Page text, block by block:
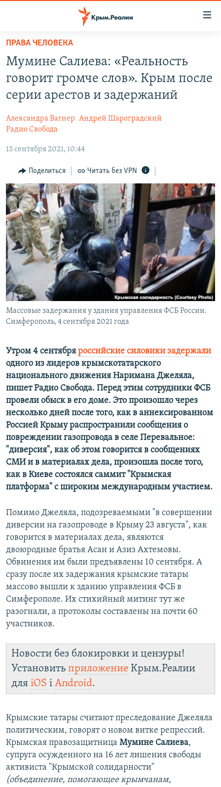
Вернуться
основному
содержанию
Вернутся
главной
навигации
СПЕЦПРОЕКТЫ
11 ЛЕТ ОККУПАЦИИ КРЫМА. 11 ИСТОРИЙ СОПРОТИВЛЕНИЯ
ЕЩЕ
ТЕЛЕПРОЕКТ КРЫМ.РЕАЛИИ
СОВЕТЫ ПРАВОЗАЩИТНИКОВ
ПРОПАВШИЕ БЕЗ ВЕСТИ
ПОБЕДИТЕЛЕЙ НЕ СУДЯТ?
КРЫМ.НЕПОКОРЕННЫЙ
ELIFBE
УКРАИНСКАЯ ПРОБЛЕМА КРЫМА
Українською
Qırımtatar
ПРИСОЕДИНЯЙТЕСЬ!
Все сайты RFE/RL
ПРАВА ЧЕЛОВЕКА
Мумине Салиева: «Реальность
говорит громче слов». Крым после
серии арестов и задержаний
Александра Вагнер Андрей Шароградский
Радио Свобода
13 сентября 2021, 10:44
Поделиться Читать без VPN
Массовые задержания у здания управления ФСБ России.
Симферополь, 4 сентября 2021 года
Утром 4 сентября российские силовики задержали
одного из лидеров крымскотатарского
национального движения Наримана Джеляла,
пишет Радио Свобода. Перед этим сотрудники ФСБ
провели обыск в его доме. Это произошло через
несколько дней после того, как в аннексированном
Россией Крыму распространили сообщения о
повреждении газопровода в селе Перевальное:
"диверсия", как об этом говорится в сообщениях
СМИ и в материалах дела, произошла после того,
как в Киеве состоялся саммит "Крымская
платформа" с широким международным участием.
Помимо Джеляла, подозреваемыми "в совершении
диверсии на газопроводе в Крыму 23 августа", как
говорится в материалах дела, являются
двоюродные братья Асан и Азиз Ахтемовы.
Обвинения им были предъявлены 10 сентября. А
сразу после их задержания крымские татары
массово вышли к зданию управления ФСБ в
Симферополе. Их стихийный митинг тут же
разогнали, а протоколы составлены на почти 60
участников.
Новости без блокировки и цензуры!
Установить приложение Крым.Реалии
для iOS і Android.
Крымские татары считают преследование Джеляла
политическим, говорят о новом витке репрессий.
Крымская правозащитница Мумине Салиева,
супруга осужденного на 16 лет лишения свободы
активиста "Крымской солидарности"
(объединение, помогающее крымчанам,